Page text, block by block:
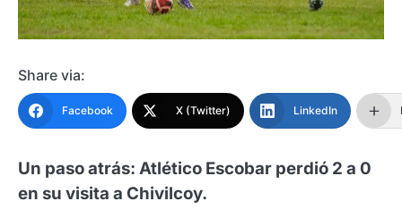
Share via:
Facebook X (Twitter) LinkedIn
Un paso atrás: Atlético Escobar perdió 2 a 0
en su visita a Chivilcoy.